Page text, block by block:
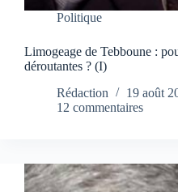
Politique
Limogeage de Tebboune :
déroutantes ? (I)
Rédaction
19 août
12 commentaires